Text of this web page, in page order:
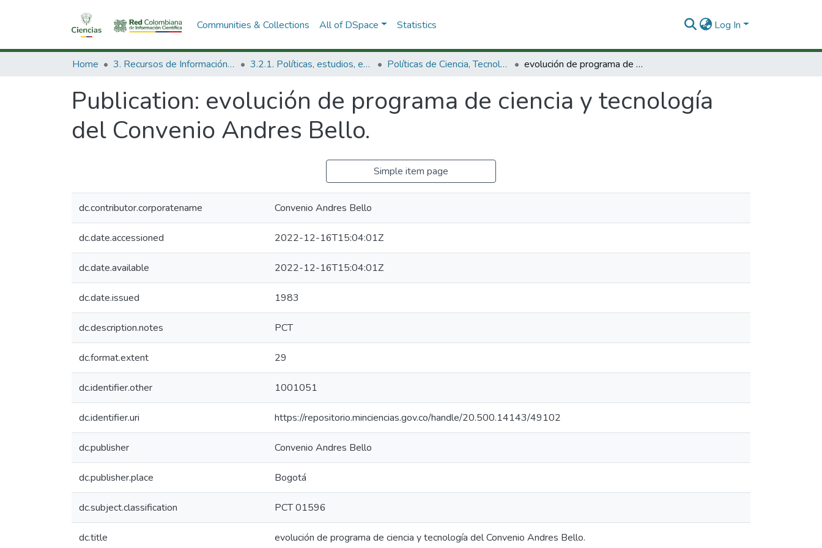
Communities & Collections All of DSpace Statistics Log In
Home 3. Recursos de Información Científica y Tecnológica 3.2.1. Políticas, estudios, evaluaciones e indicadores de CTeI Políticas de Ciencia, Tecnología e Innovación evolución de programa de ciencia y tecnología del Convenio Andres Bello.
Publication: evolución de programa de ciencia y tecnología
del Convenio Andres Bello.
Simple item page
dc.contributor.corporatename Convenio Andres Bello
dc.date.accessioned 2022-12-16T15:04:01Z
dc.date.available 2022-12-16T15:04:01Z
dc.date.issued 1983
dc.description.notes PCT
dc.format.extent 29
dc.identifier.other 1001051
dc.identifier.uri https://repositorio.minciencias.gov.co/handle/20.500.14143/49102
dc.publisher Convenio Andres Bello
dc.publisher.place Bogotá
dc.subject.classification PCT 01596
dc.title evolución de programa de ciencia y tecnología del Convenio Andres Bello.